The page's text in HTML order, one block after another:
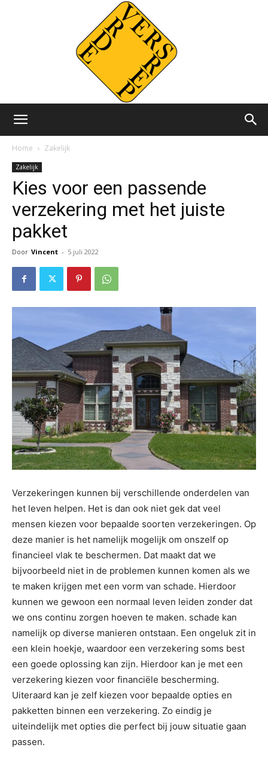
Home
Zakelijk
Zakelijk
Kies voor een passende
verzekering met het juiste
pakket
Door Vincent - 5 juli 2022
Verzekeringen kunnen bij verschillende onderdelen van
het leven helpen. Het is dan ook niet gek dat veel
mensen kiezen voor bepaalde soorten verzekeringen. Op
deze manier is het namelijk mogelijk om onszelf op
financieel vlak te beschermen. Dat maakt dat we
bijvoorbeeld niet in de problemen kunnen komen als we
te maken krijgen met een vorm van schade. Hierdoor
kunnen we gewoon een normaal leven leiden zonder dat
we ons continu zorgen hoeven te maken. schade kan
namelijk op diverse manieren ontstaan. Een ongeluk zit in
een klein hoekje, waardoor een verzekering soms best
een goede oplossing kan zijn. Hierdoor kan je met een
verzekering kiezen voor financiële bescherming.
Uiteraard kan je zelf kiezen voor bepaalde opties en
pakketten binnen een verzekering. Zo eindig je
uiteindelijk met opties die perfect bij jouw situatie gaan
passen.